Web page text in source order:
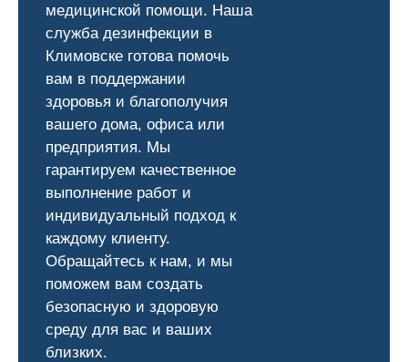
медицинской помощи. Наша
служба дезинфекции в
Климовске готова помочь
вам в поддержании
здоровья и благополучия
вашего дома, офиса или
предприятия. Мы
гарантируем качественное
выполнение работ и
индивидуальный подход к
каждому клиенту.
Обращайтесь к нам, и мы
поможем вам создать
безопасную и здоровую
среду для вас и ваших
близких.